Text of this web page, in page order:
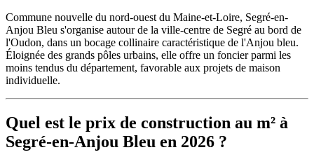
Commune nouvelle du nord-ouest du Maine-et-Loire, Segré-en-
Anjou Bleu s'organise autour de la ville-centre de Segré au bord de
l'Oudon, dans un bocage collinaire caractéristique de l'Anjou bleu.
Éloignée des grands pôles urbains, elle offre un foncier parmi les
moins tendus du département, favorable aux projets de maison
individuelle.
Quel est le prix de construction au m² à
Segré-en-Anjou Bleu en 2026 ?